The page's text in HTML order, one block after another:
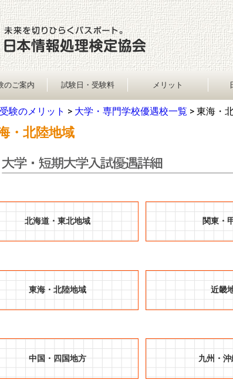
受験のメリット > 大学・専門学校優遇校一覧 > 東海・
・北陸地域
北海道・東北地域 関東・
東海・北陸地域 近畿
中国・四国地方 九州・
のご案内 試験日・受験料 メリット